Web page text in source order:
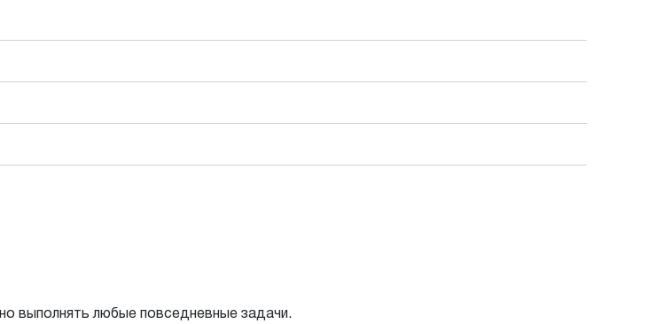
выполнять любые повседневные задачи.